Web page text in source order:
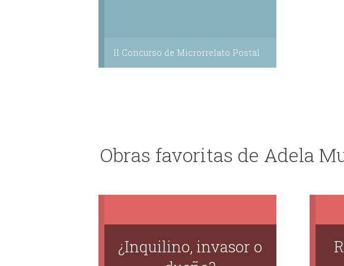
II Concurso de Microrrelato Postal
Obras favoritas de Adela
¿Inquilino, invasor o